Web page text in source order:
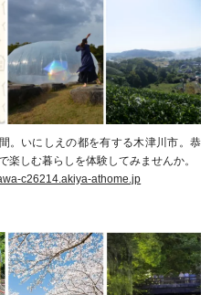
。いにしえの都を有する木津川市。恭
しむ暮らしを体験してみませんか。
c26214.akiya-athome.jp